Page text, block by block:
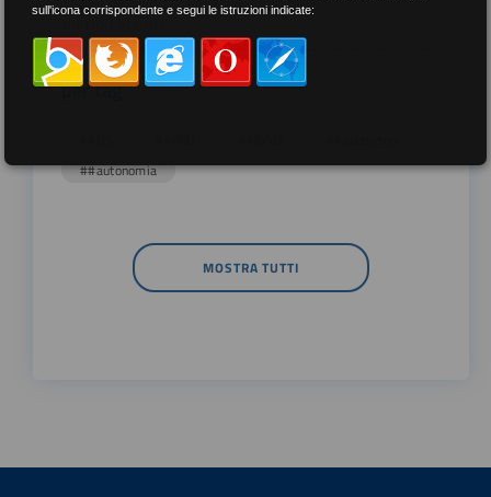
meno recenti
per tag
##autonomia
MOSTRA TUTTI
sull'icona corrispondente e segui le istruzioni indicate: